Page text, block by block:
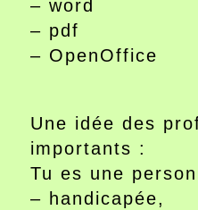
– word
– pdf
– OpenOffice
Une idée des
importants :
Tu es une
– handicapée,